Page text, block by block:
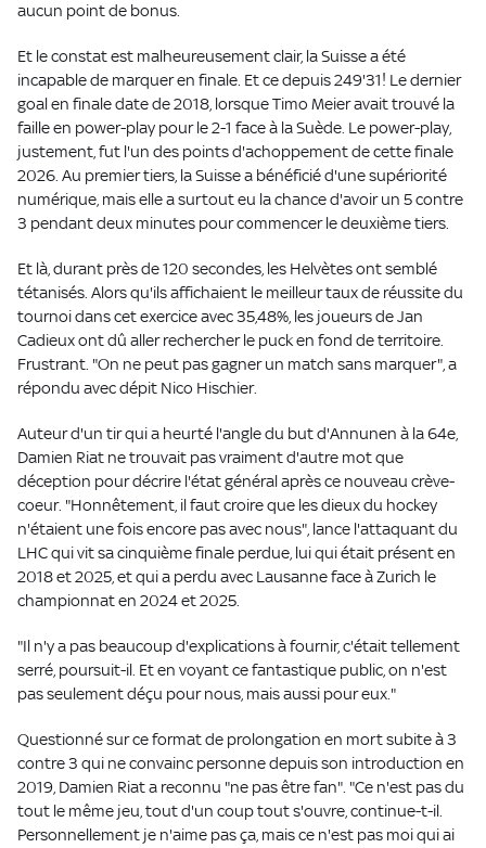
aucun point de bonus.
Et le constat est malheureusement clair, la Suisse a été
incapable de marquer en finale. Et ce depuis 249'31! Le dernier
goal en finale date de 2018, lorsque Timo Meier avait trouvé la
faille en power-play pour le 2-1 face à la Suède. Le power-play,
justement, fut l'un des points d'achoppement de cette finale
2026. Au premier tiers, la Suisse a bénéficié d'une supériorité
numérique, mais elle a surtout eu la chance d'avoir un 5 contre
3 pendant deux minutes pour commencer le deuxième tiers.
Et là, durant près de 120 secondes, les Helvètes ont semblé
tétanisés. Alors qu'ils affichaient le meilleur taux de réussite du
tournoi dans cet exercice avec 35,48%, les joueurs de Jan
Cadieux ont dû aller rechercher le puck en fond de territoire.
Frustrant. "On ne peut pas gagner un match sans marquer", a
répondu avec dépit Nico Hischier.
Auteur d'un tir qui a heurté l'angle du but d'Annunen à la 64e,
Damien Riat ne trouvait pas vraiment d'autre mot que
déception pour décrire l'état général après ce nouveau crève-
coeur. "Honnêtement, il faut croire que les dieux du hockey
n'étaient une fois encore pas avec nous", lance l'attaquant du
LHC qui vit sa cinquième finale perdue, lui qui était présent en
2018 et 2025, et qui a perdu avec Lausanne face à Zurich le
championnat en 2024 et 2025.
"Il n'y a pas beaucoup d'explications à fournir, c'était tellement
serré, poursuit-il. Et en voyant ce fantastique public, on n'est
pas seulement déçu pour nous, mais aussi pour eux."
Questionné sur ce format de prolongation en mort subite à 3
contre 3 qui ne convainc personne depuis son introduction en
2019, Damien Riat a reconnu "ne pas être fan". "Ce n'est pas du
tout le même jeu, tout d'un coup tout s'ouvre, continue-t-il.
Personnellement je n'aime pas ça, mais ce n'est pas moi qui ai